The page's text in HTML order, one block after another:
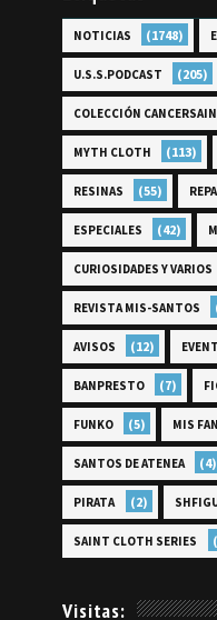
NOTICIAS (1748)
U.S.S.PODCAST (205)
COLECCIÓN
MYTH CLOTH (113)
RESINAS (55)
ESPECIALES (42)
CURIOSIDADES Y VARIOS
REVISTA MIS-SANTOS
AVISOS (12)
BANPRESTO (7)
FUNKO (5) MIS
SANTOS DE ATENEA (4)
PIRATA (2)
SAINT CLOTH SERIES
Visitas: